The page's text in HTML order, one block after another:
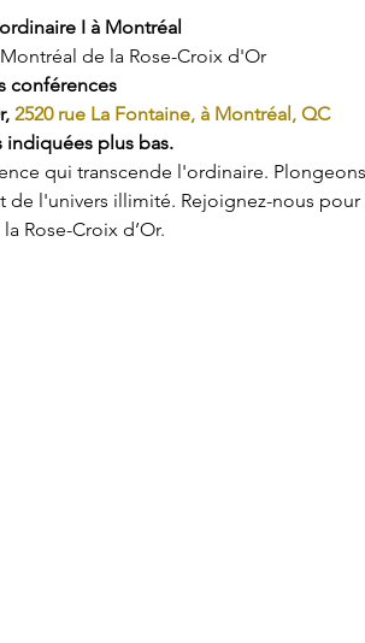
I à Montréal
de la Rose-Croix d'Or
conférences
2520 rue La Fontaine, à Montréal, QC
indiquées plus bas.
qui transcende l'ordinaire.
l'univers illimité. Rejoignez-nous
Rose-Croix d’Or.